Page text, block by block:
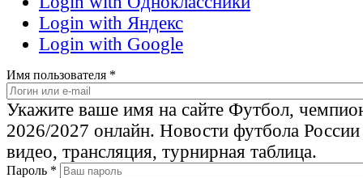
Login with Яндекс
Login with Google
Имя пользователя *
Укажите ваше имя на сайте Футбол,
2026/2027 онлайн. Новости футбола
видео, трансляция, турнирная таблица.
Пароль *